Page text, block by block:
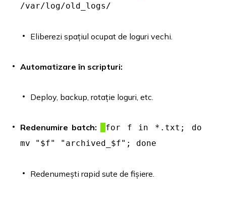
/var/log/old_logs/
Eliberezi spațiul ocupat de loguri vechi.
Automatizare în scripturi:
Deploy, backup, rotație loguri, etc.
Redenumire batch:
for f in *.txt; do
mv "$f" "archived_$f"; done
Redenumești rapid sute de fișiere.